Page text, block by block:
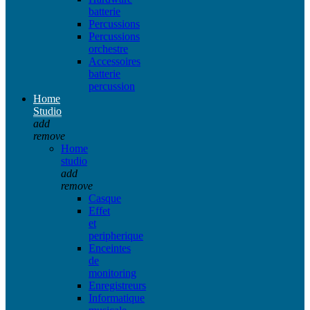
batterie
Percussions
Percussions
orchestre
Accessoires
batterie
percussion
Home
Studio
add
remove
Home
studio
add
remove
Casque
Effet
et
peripherique
Enceintes
de
monitoring
Enregistreurs
Informatique